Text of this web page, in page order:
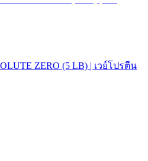
ZERO (5 LB) | เวย์โปรตีน